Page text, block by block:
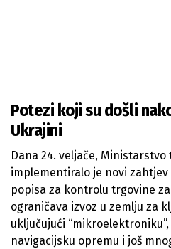
Potezi koji su došli
Ukrajini
Dana 24. veljače, Ministarstvo
implementiralo je novi
popisa za kontrolu trgovine
ograničava izvoz u zemlju za
uključujući
navigacijsku opremu i još